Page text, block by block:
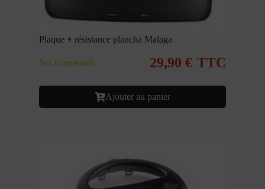
Plaque + résistance plancha Malaga
Sur commande 29,90 € TTC
Ajouter au panier